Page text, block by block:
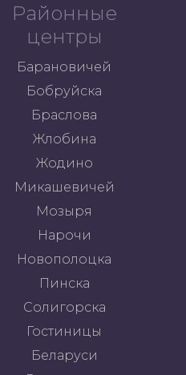
Районные
центры
Барановичей
Бобруйска
Браслова
Жлобина
Жодино
Микашевичей
Мозыря
Нарочи
Новополоцка
Пинска
Солигорска
Гостиницы
Беларуси